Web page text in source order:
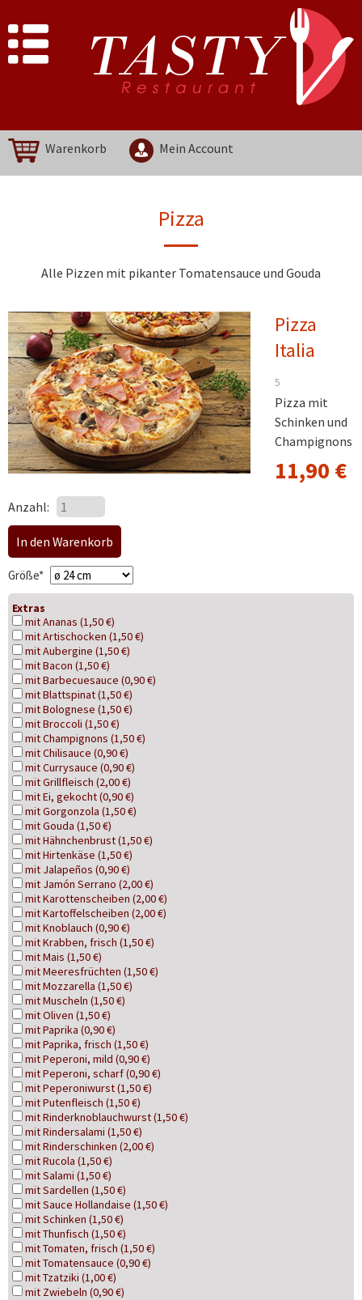
Warenkorb Mein Account
Pizza
Alle Pizzen mit pikanter Tomatensauce und Gouda
Pizza
Italia
5
Pizza mit
Schinken und
Champignons
11,90 €
Anzahl:
Pflichtfeld
Größe*
Extras
mit Ananas (1,50 €)
mit Artischocken (1,50 €)
mit Aubergine (1,50 €)
mit Bacon (1,50 €)
mit Barbecuesauce (0,90 €)
mit Blattspinat (1,50 €)
mit Bolognese (1,50 €)
mit Broccoli (1,50 €)
mit Champignons (1,50 €)
mit Chilisauce (0,90 €)
mit Currysauce (0,90 €)
mit Grillfleisch (2,00 €)
mit Ei, gekocht (0,90 €)
mit Gorgonzola (1,50 €)
mit Gouda (1,50 €)
mit Hähnchenbrust (1,50 €)
mit Hirtenkäse (1,50 €)
mit Jalapeños (0,90 €)
mit Jamón Serrano (2,00 €)
mit Karottenscheiben (2,00 €)
mit Kartoffelscheiben (2,00 €)
mit Knoblauch (0,90 €)
mit Krabben, frisch (1,50 €)
mit Mais (1,50 €)
mit Meeresfrüchten (1,50 €)
mit Mozzarella (1,50 €)
mit Muscheln (1,50 €)
mit Oliven (1,50 €)
mit Paprika (0,90 €)
mit Paprika, frisch (1,50 €)
mit Peperoni, mild (0,90 €)
mit Peperoni, scharf (0,90 €)
mit Peperoniwurst (1,50 €)
mit Putenfleisch (1,50 €)
mit Rinderknoblauchwurst (1,50 €)
mit Rindersalami (1,50 €)
mit Rinderschinken (2,00 €)
mit Rucola (1,50 €)
mit Salami (1,50 €)
mit Sardellen (1,50 €)
mit Sauce Hollandaise (1,50 €)
mit Schinken (1,50 €)
mit Thunfisch (1,50 €)
mit Tomaten, frisch (1,50 €)
mit Tomatensauce (0,90 €)
mit Tzatziki (1,00 €)
mit Zwiebeln (0,90 €)